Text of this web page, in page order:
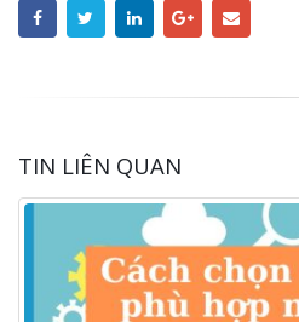
TIN LIÊN QUAN